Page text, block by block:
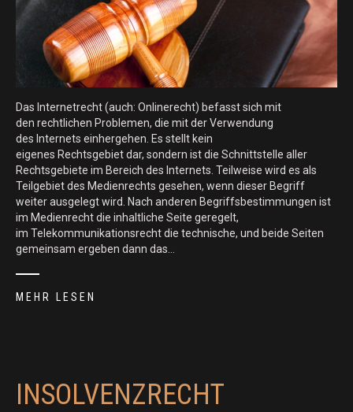
Das Internetrecht (auch: Onlinerecht) befasst sich mit
den rechtlichen Problemen, die mit der Verwendung
des Internets einhergehen. Es stellt kein
eigenes Rechtsgebiet dar, sondern ist die Schnittstelle aller
Rechtsgebiete im Bereich des Internets. Teilweise wird es als
Teilgebiet des Medienrechts gesehen, wenn dieser Begriff
weiter ausgelegt wird. Nach anderen Begriffsbestimmungen ist
im Medienrecht die inhaltliche Seite geregelt,
im Telekommunikationsrecht die technische, und beide Seiten
gemeinsam ergeben dann das…
MEHR LESEN
INSOLVENZRECHT